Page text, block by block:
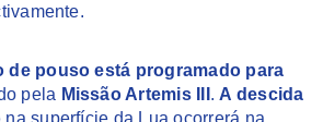
de pouso está programado para
pela Missão Artemis III . A descida
na superfície da Lua ocorrerá na